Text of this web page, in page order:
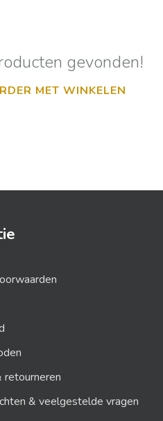
gevonden!
MET WINKELEN
retourneren
& veelgestelde vragen